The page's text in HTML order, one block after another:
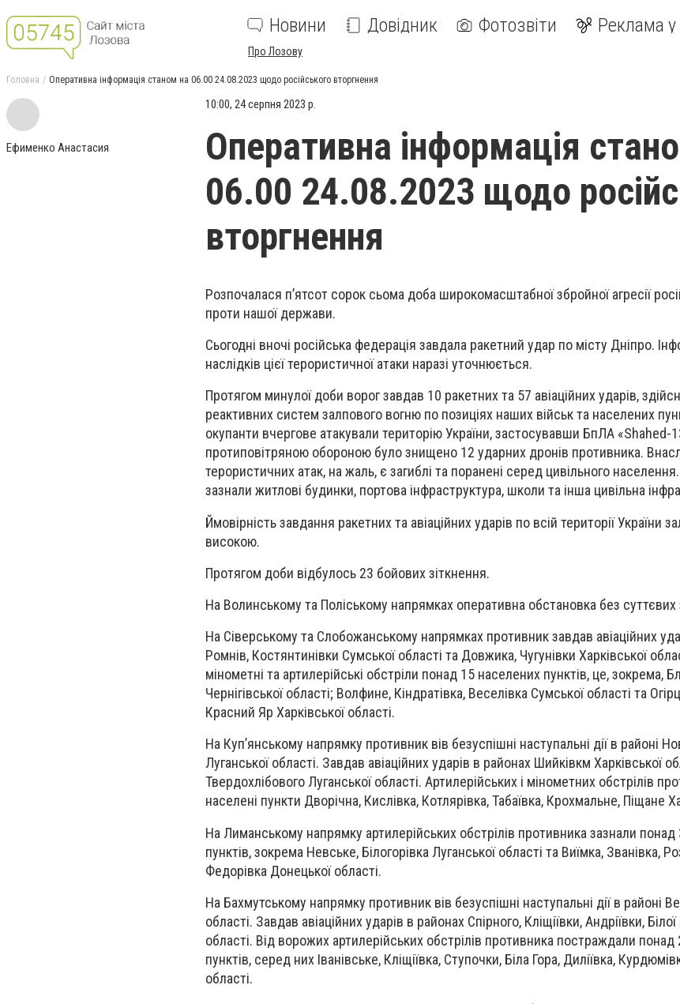
Новини Довідник Фотозвіти Реклама у
Про Лозову
Головна Оперативна інформація станом на 06.00 24.08.2023 щодо російського вторгнення
Ефименко Анастасия
10:00, 24 серпня 2023 р.
Оперативна інформація
06.00 24.08.2023 щодо
вторгнення
Розпочалася п’ятсот сорок сьома доба широкомасштабної збройної агресії
проти нашої держави.
Сьогодні вночі російська федерація завдала ракетний удар по місту Дніпро.
наслідків цієї терористичної атаки наразі уточнюється.
Протягом минулої доби ворог завдав 10 ракетних та 57 авіаційних ударів,
реактивних систем залпового вогню по позиціях наших військ та населених
окупанти вчергове атакували територію України, застосувавши БпЛА
протиповітряною обороною було знищено 12 ударних дронів противника.
терористичних атак, на жаль, є загиблі та поранені серед цивільного
зазнали житлові будинки, портова інфраструктура, школи та інша цивільна
Ймовірність завдання ракетних та авіаційних ударів по всій території України
високою.
Протягом доби відбулось 23 бойових зіткнення.
На Волинському та Поліському напрямках оперативна обстановка без суттєвих
На Сіверському та Слобожанському напрямках противник завдав авіаційних
Ромнів, Костянтинівки Сумської області та Довжика, Чугунівки Харківської
мінометні та артилерійські обстріли понад 15 населених пунктів, це, зокрема,
Чернігівської області; Волфине, Кіндратівка, Веселівка Сумської області та
Красний Яр Харківської області.
На Куп’янському напрямку противник вів безуспішні наступальні дії в районі
Луганської області. Завдав авіаційних ударів в районах Шийківкм Харківської
Твердохлібового Луганської області. Артилерійських і мінометних обстрілів
населені пункти Дворічна, Кислівка, Котлярівка, Табаївка, Крохмальне, Піщане
На Лиманському напрямку артилерійських обстрілів противника зазнали
пунктів, зокрема Невське, Білогорівка Луганської області та Виїмка, Званівка,
Федорівка Донецької області.
На Бахмутському напрямку противник вів безуспішні наступальні дії в районі
області. Завдав авіаційних ударів в районах Спірного, Кліщіївки, Андріївки,
області. Від ворожих артилерійських обстрілів противника постраждали
пунктів, серед них Іванівське, Кліщіївка, Ступочки, Біла Гора, Диліївка,
області.